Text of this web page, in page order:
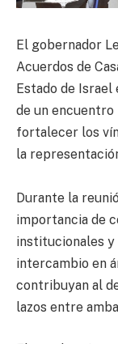
El gobernador
Acuerdos de
Estado de Israel
de un
fortalecer los
la
Durante la
importancia de
institucionales y
intercambio en
contribuyan al
lazos entre